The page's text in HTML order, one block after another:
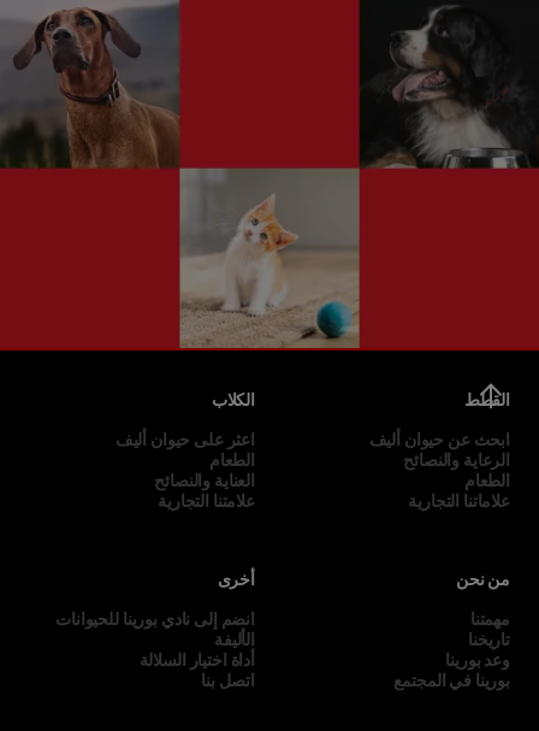
القطط
ابحث عن حيوان أليف
الرعاية والنصائح
الطعام
علاماتنا التجارية
الكلاب
اعثر على حيوان أليف
الطعام
العناية والنصائح
علامتنا التجارية
من نحن
مهمتنا
تاريخنا
وعد بورينا
بورينا في المجتمع
أخرى
انضم إلى نادي بورينا للحيوانات
الأليفة
أداة اختيار السلالة
اتصل بنا